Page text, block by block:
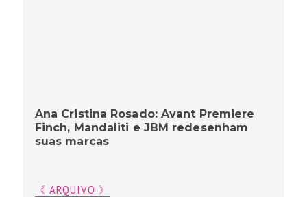
Ana Cristina Rosado: Avant Premiere
Finch, Mandaliti e JBM redesenham
suas marcas
《 ARQUIVO 》